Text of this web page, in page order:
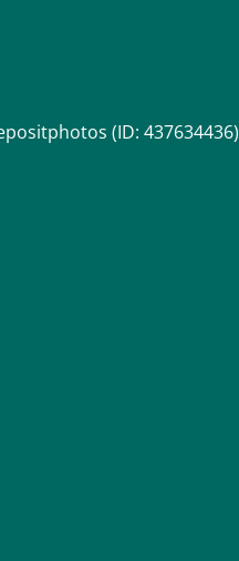
(ID: 437634436)